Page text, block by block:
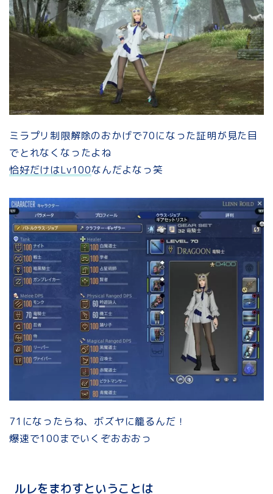
ミラプリ制限解除のおかげで70になった証明が見た目
でとれなくなったよね
恰好だけはLv100なんだよなっ笑
71になったらね、ボズヤに籠るんだ！
爆速で100までいくぞおおおっ
ルレをまわすということは